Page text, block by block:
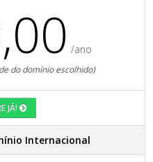
/ano
do domínio escolhido)
JÁ!
Internacional